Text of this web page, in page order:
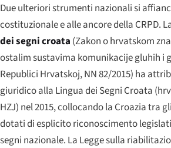
Due ulteriori strumenti nazionali si
costituzionale e alle ancore della CRPD.
dei segni croata (Zakon o hrvatskom
ostalim sustavima komunikacije gluhih i
Republici Hrvatskoj, NN 82/2015) ha
giuridico alla Lingua dei Segni Croata (
HZJ) nel 2015, collocando la Croazia tra
dotati di esplicito riconoscimento
segni nazionale. La Legge sulla